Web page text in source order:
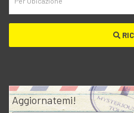
Aggiornatemi!